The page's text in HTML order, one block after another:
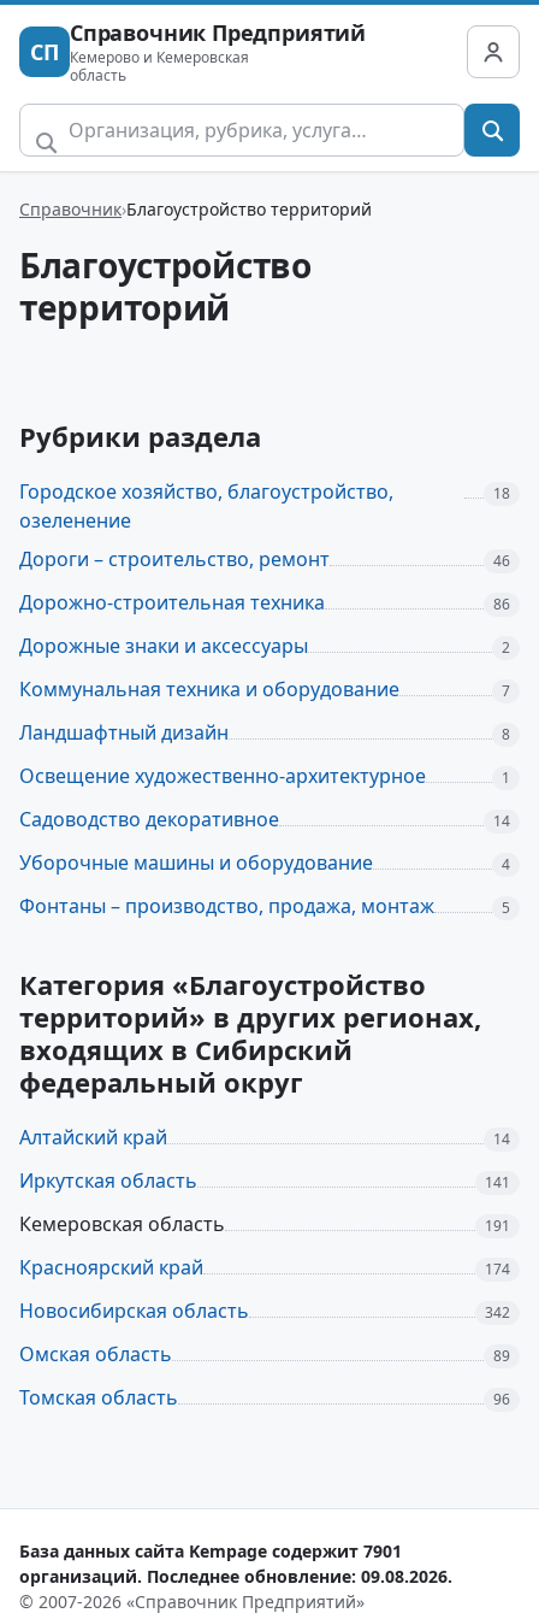
СП
Справочник Предприятий
Кемерово и Кемеровская
область
Справочник Благоустройство территорий
Благоустройство
территорий
Рубрики раздела
Городское хозяйство, благоустройство,
озеленение
18
Дороги – строительство, ремонт 46
Дорожно-строительная техника 86
Дорожные знаки и аксессуары 2
Коммунальная техника и оборудование 7
Ландшафтный дизайн 8
Освещение художественно-архитектурное 1
Садоводство декоративное 14
Уборочные машины и оборудование 4
Фонтаны – производство, продажа, монтаж 5
Категория «Благоустройство
территорий» в других регионах,
входящих в Сибирский
федеральный округ
Алтайский край 14
Иркутская область 141
Кемеровская область 191
Красноярский край 174
Новосибирская область 342
Омская область 89
Томская область 96
База данных сайта Kempage содержит 7901
организаций. Последнее обновление: 09.08.2026.
© 2007-2026 «Справочник Предприятий»